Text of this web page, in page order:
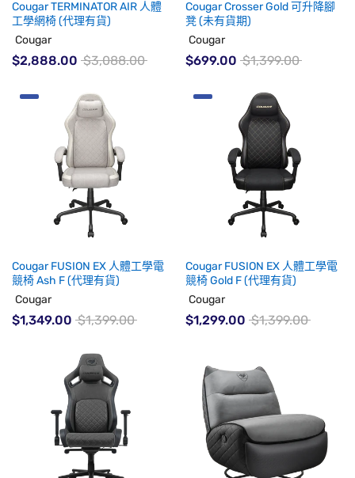
Cougar TERMINATOR AIR 人體
工學網椅 (代理有貨)
Cougar
$2,888.00 $3,088.00
Cougar Crosser Gold 可升降腳
凳 (未有貨期)
Cougar
$699.00 $1,399.00
Cougar FUSION EX 人體工學電
競椅 Ash F (代理有貨)
Cougar
$1,349.00 $1,399.00
Cougar FUSION EX 人體工學電
競椅 Gold F (代理有貨)
Cougar
$1,299.00 $1,399.00